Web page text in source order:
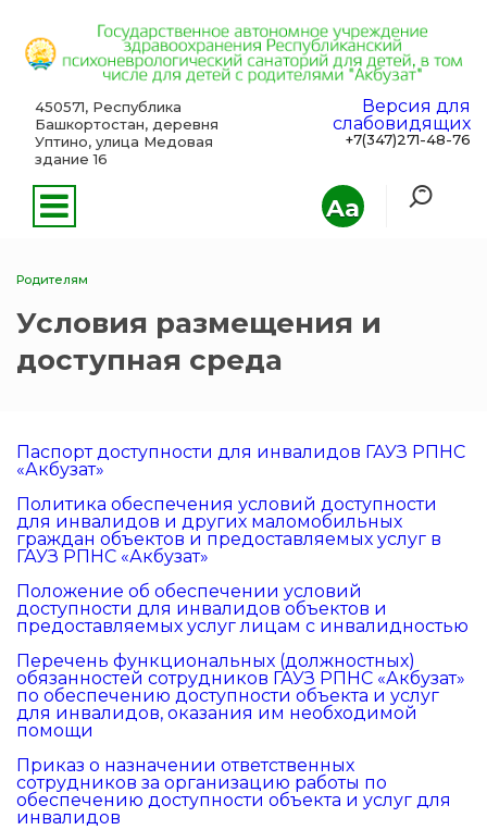
Aa
450571, Республика
Башкортостан, деревня
Уптино, улица Медовая
здание 16
Версия для
слабовидящих
+7(347)271-48-76
Родителям
Условия размещения и
доступная среда
Паспорт доступности для инвалидов ГАУЗ РПНС
«Акбузат»
Политика обеспечения условий доступности
для инвалидов и других маломобильных
граждан объектов и предоставляемых услуг в
ГАУЗ РПНС «Акбузат»
Положение об обеспечении условий
доступности для инвалидов объектов и
предоставляемых услуг лицам с инвалидностью
Перечень функциональных (должностных)
обязанностей сотрудников ГАУЗ РПНС «Акбузат»
по обеспечению доступности объекта и услуг
для инвалидов, оказания им необходимой
помощи
Приказ о назначении ответственных
сотрудников за организацию работы по
обеспечению доступности объекта и услуг для
инвалидов